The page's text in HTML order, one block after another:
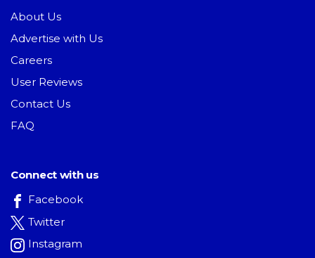
About Us
Advertise with Us
Careers
User Reviews
Contact Us
FAQ
Connect with us
Facebook
Twitter
Instagram